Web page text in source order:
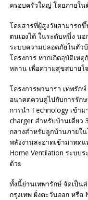
ครอบครัวใหญ่ โดยภายใ
โดยสารที่ผู้สูงวัยสามารถ
ตนเองได้ ในระดับหนึ่ง นอ
ระบบความปลอดภัยในตัว
โครงการ หากเกิดอุบัติเห
หลาน เพื่อความสุขสบายใ
โครงการพานารา เทพรัก
อนาคตควบคู่ไปกับการรัก
การนำ Technology เข้า
charger สำหรับบ้านเดี่ย
กลางสำหรับลูกบ้านภายใ
พลังงานสะอาดเข้ามาทด
Home Ventilation ระบบ
ด้วย
ทั้งนี้ย่านเทพารักษ์ จัดเป็น
กรุงเทพ ฝั่งตะวันออก หรือ